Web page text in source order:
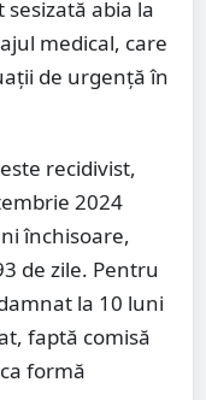
abia la
medical, care
de urgență în
recidivist,
2024
închisoare,
de zile. Pentru
la 10 luni
faptă comisă
formă